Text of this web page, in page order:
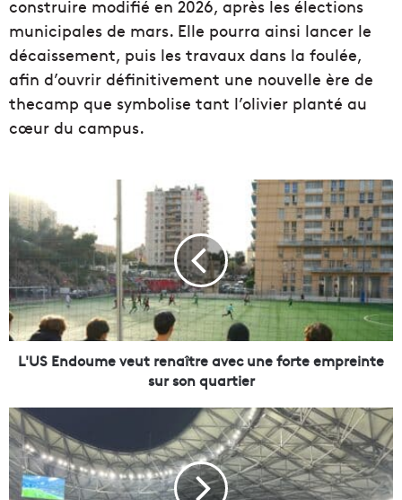
construire modifié en 2026, après les élections
municipales de mars. Elle pourra ainsi lancer le
décaissement, puis les travaux dans la foulée,
afin d’ouvrir définitivement une nouvelle ère de
thecamp que symbolise tant l’olivier planté au
cœur du campus.
L
'
U
S
n
d
o
u
m
e
u
t
r
e
L'US Endoume veut renaître avec une forte empreinte
sur son quartier
L
’
a
n
c